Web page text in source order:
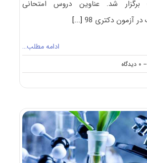
برگزار شد. عناوین دروس امتحانی
آزمون دکتری 98
[...]
ادامه مطلب…
-- ۰ دیدگاه
on
دانلود
۹۸
ریززیست
فناوری
(نانوبیوتکنولوژی)
کد
۲۲۴۵